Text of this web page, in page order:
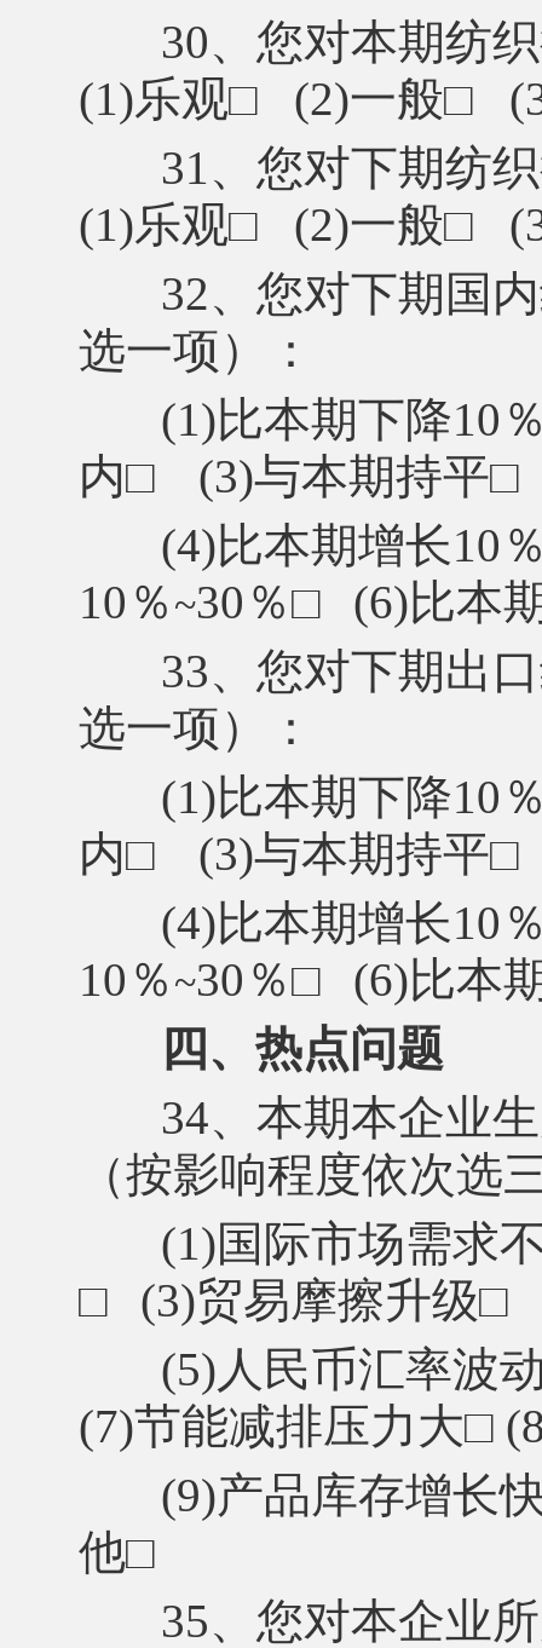
30、您对本期纺
(1)乐观□ (2)一般□
31、您对下期纺
(1)乐观□ (2)一般□
32、您对下期国
选一项）：
(1)比本期下降10
内□ (3)与本期持平□
(4)比本期增长10
10％~30％□
(6)比本
33、您对下期出
选一项）：
(1)比本期下降10
内□ (3)与本期持平□
(4)比本期增长10
10％~30％□
(6)比本
四、热点问题
34、本期本企业
（按影响程度依次选
(1)国际市场需求
□
(3)贸易摩擦升级
(5)人民币汇率波
(7)节能减排压力大□
(9)产品库存增长
他□
35、您对本企业